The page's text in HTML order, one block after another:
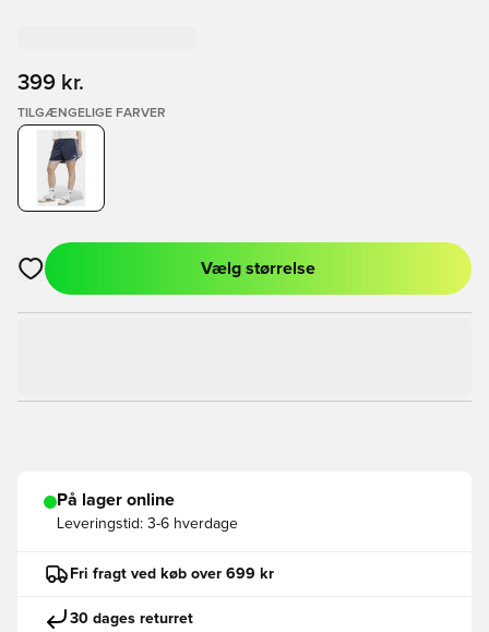
399 kr.
TILGÆNGELIGE FARVER
Åbner en Modal til at logge ind eller tilmelde dig som medlem
Vælg størrelse
På lager online
Leveringstid: 3-6 hverdage
Fri fragt ved køb over 699 kr
30 dages returret